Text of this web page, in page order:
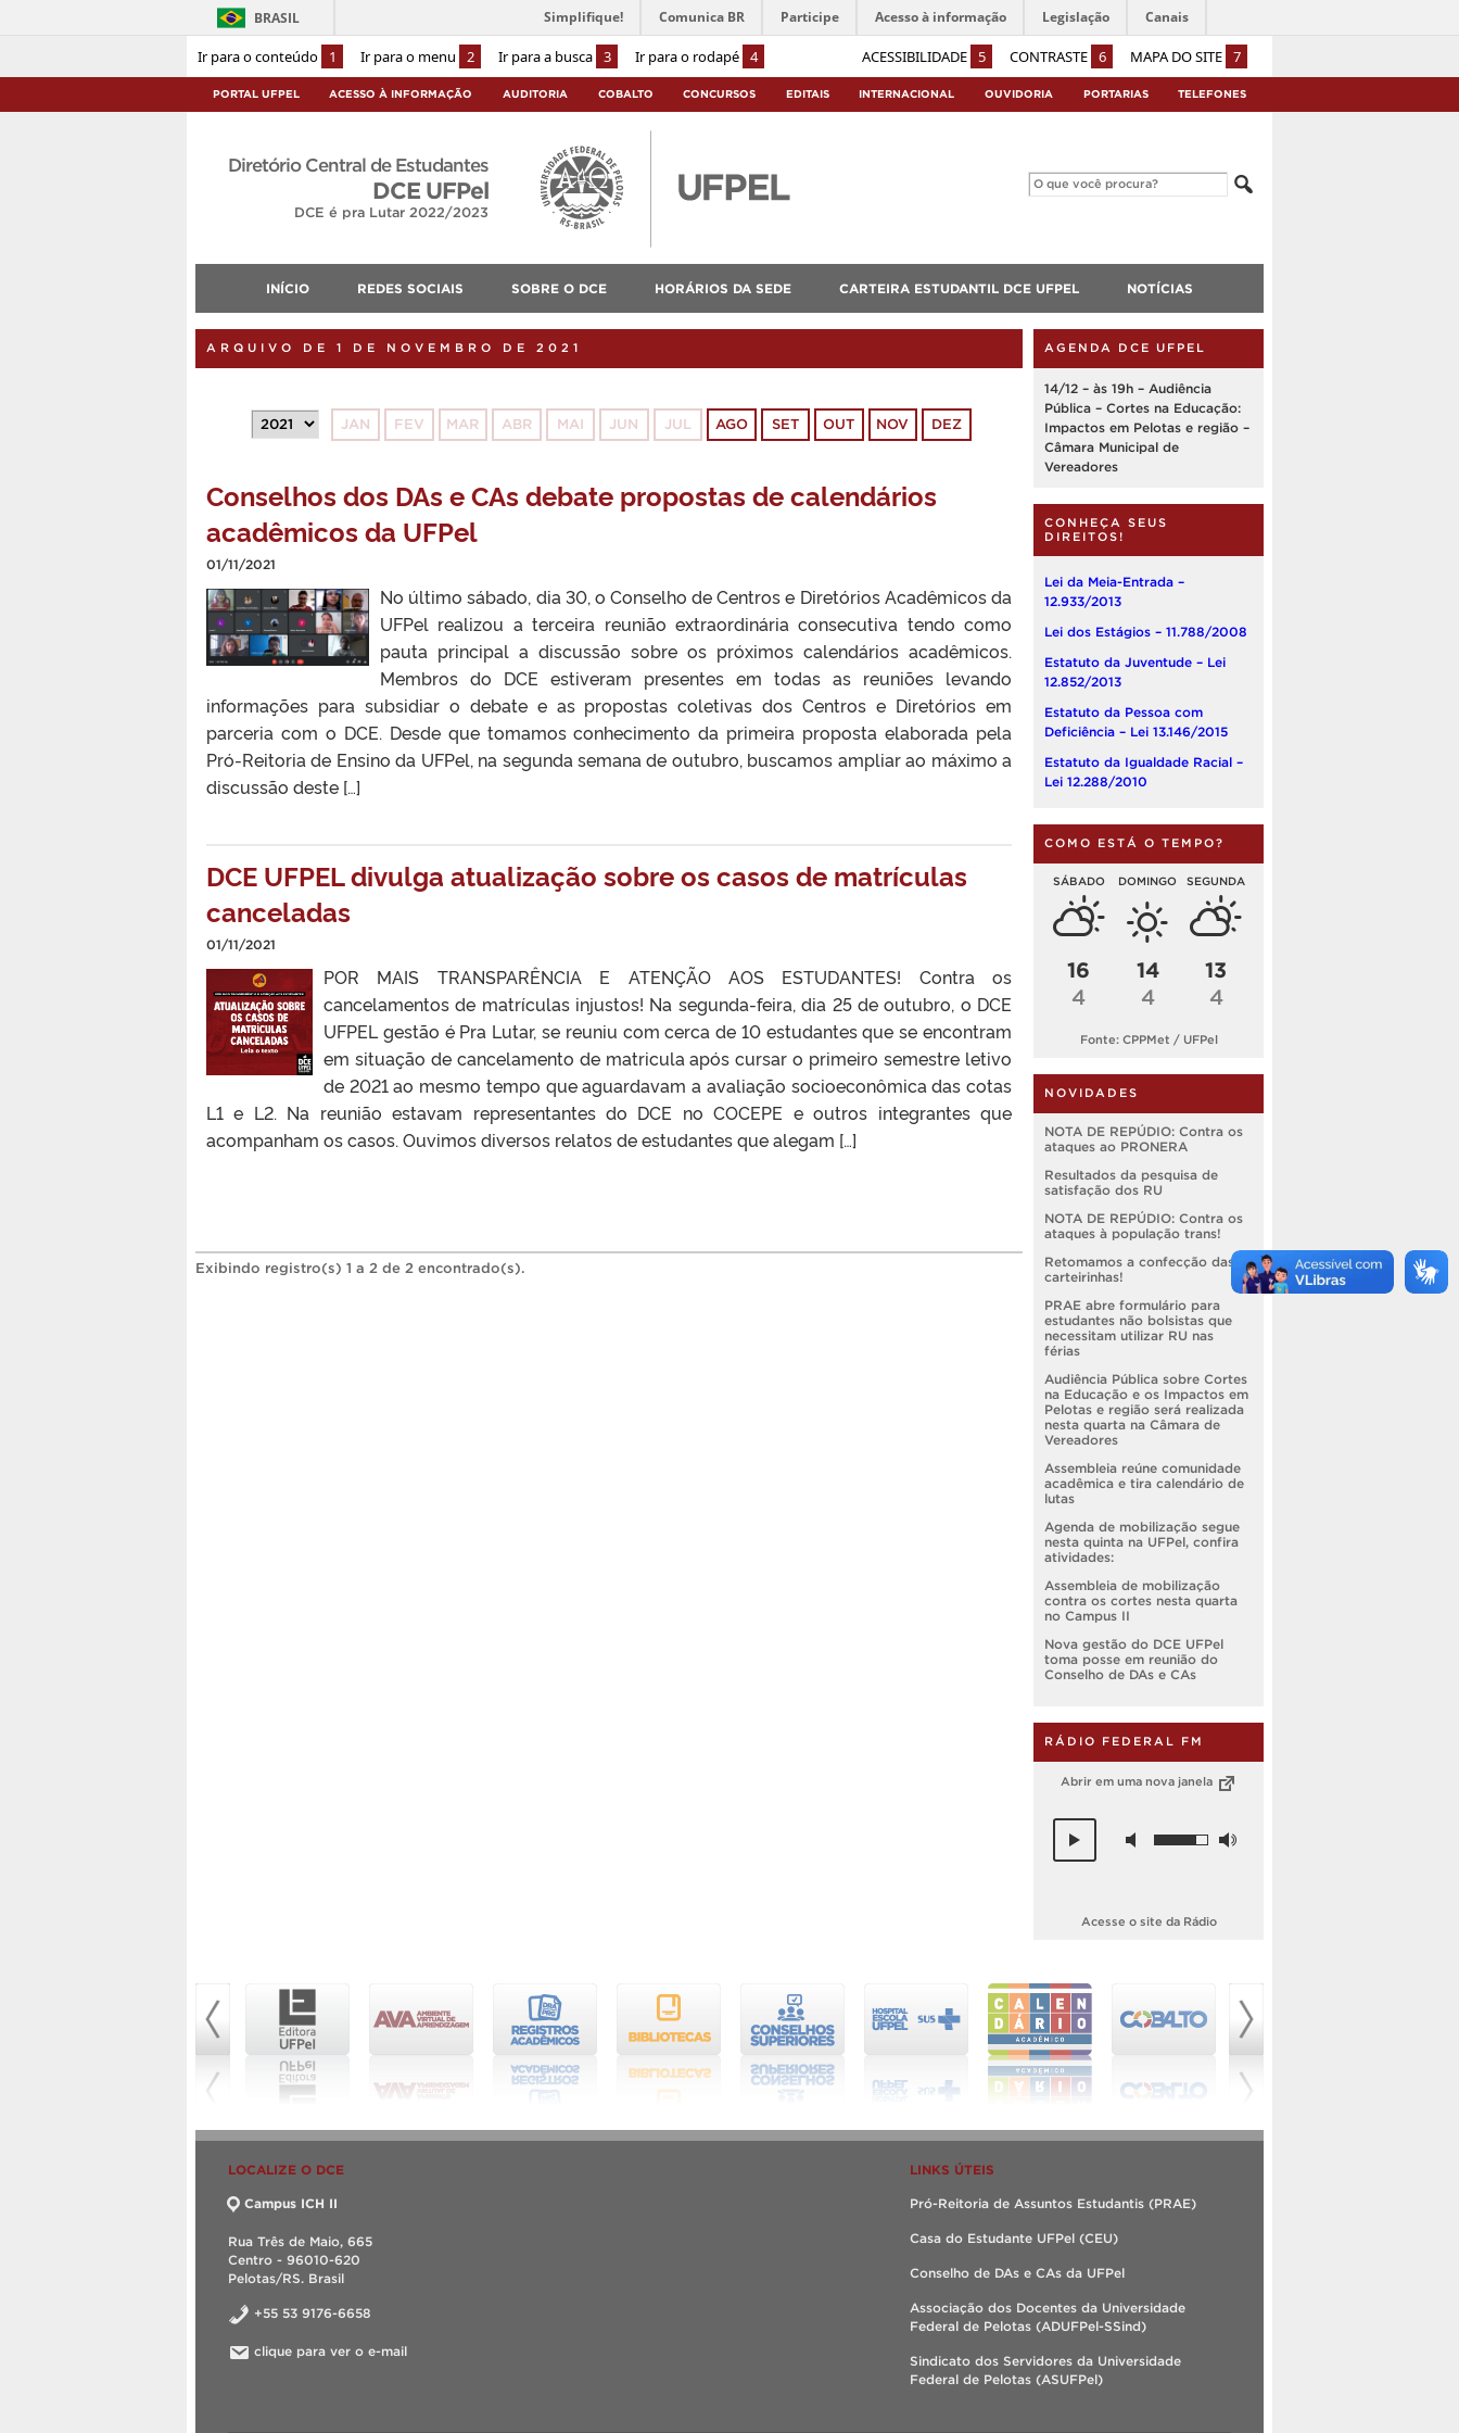
Ir para o conteúdo 1 Ir para o menu 2 Ir para a busca 3 Ir para o rodapé 4 ACESSIBILIDADE 5 CONTRASTE 6 MAPA DO SITE 7
BRASIL Simplifique! Comunica BR Participe Acesso à informação Legislação Canais
PORTAL UFPEL ACESSO À INFORMAÇÃO AUDITORIA COBALTO CONCURSOS EDITAIS INTERNACIONAL OUVIDORIA PORTARIAS TELEFONES
Diretório Central de Estudantes
DCE UFPel
DCE é pra Lutar 2022/2023
INÍCIO REDES SOCIAIS SOBRE O DCE HORÁRIOS DA SEDE CARTEIRA ESTUDANTIL DCE UFPEL NOTÍCIAS
ARQUIVO DE 1 DE NOVEMBRO DE 2021
JAN FEV MAR ABR MAI JUN JUL AGO SET OUT NOV DEZ
Conselhos dos DAs e CAs debate propostas de calendários
acadêmicos da UFPel
01/11/2021
No último sábado, dia 30, o Conselho de Centros e Diretórios Acadêmicos da
UFPel realizou a terceira reunião extraordinária consecutiva tendo como
pauta principal a discussão sobre os próximos calendários acadêmicos.
Membros do DCE estiveram presentes em todas as reuniões levando
informações para subsidiar o debate e as propostas coletivas dos Centros e Diretórios em
parceria com o DCE. Desde que tomamos conhecimento da primeira proposta elaborada pela
Pró-Reitoria de Ensino da UFPel, na segunda semana de outubro, buscamos ampliar ao máximo a
discussão deste […]
DCE UFPEL divulga atualização sobre os casos de matrículas
canceladas
01/11/2021
POR MAIS TRANSPARÊNCIA E ATENÇÃO AOS ESTUDANTES! Contra os
cancelamentos de matrículas injustos! Na segunda-feira, dia 25 de outubro, o DCE
UFPEL gestão é Pra Lutar, se reuniu com cerca de 10 estudantes que se encontram
em situação de cancelamento de matricula após cursar o primeiro semestre letivo
de 2021 ao mesmo tempo que aguardavam a avaliação socioeconômica das cotas
L1 e L2. Na reunião estavam representantes do DCE no COCEPE e outros integrantes que
acompanham os casos. Ouvimos diversos relatos de estudantes que alegam […]
Exibindo registro(s) 1 a 2 de 2 encontrado(s).
AGENDA DCE UFPEL
14/12 – às 19h – Audiência
Pública – Cortes na Educação:
Impactos em Pelotas e região –
Câmara Municipal de
Vereadores
CONHEÇA SEUS
DIREITOS!
Lei da Meia-Entrada –
12.933/2013
Lei dos Estágios – 11.788/2008
Estatuto da Juventude – Lei
12.852/2013
Estatuto da Pessoa com
Deficiência – Lei 13.146/2015
Estatuto da Igualdade Racial –
Lei 12.288/2010
COMO ESTÁ O TEMPO?
SÁBADO
16
4
DOMINGO
14
4
SEGUNDA
13
4
Fonte: CPPMet / UFPel
NOVIDADES
NOTA DE REPÚDIO: Contra os
ataques ao PRONERA
Resultados da pesquisa de
satisfação dos RU
NOTA DE REPÚDIO: Contra os
ataques à população trans!
Retomamos a confecção das
carteirinhas!
PRAE abre formulário para
estudantes não bolsistas que
necessitam utilizar RU nas
férias
Audiência Pública sobre Cortes
na Educação e os Impactos em
Pelotas e região será realizada
nesta quarta na Câmara de
Vereadores
Assembleia reúne comunidade
acadêmica e tira calendário de
lutas
Agenda de mobilização segue
nesta quinta na UFPel, confira
atividades:
Assembleia de mobilização
contra os cortes nesta quarta
no Campus II
Nova gestão do DCE UFPel
toma posse em reunião do
Conselho de DAs e CAs
RÁDIO FEDERAL FM
Abrir em uma nova janela
Acesse o site da Rádio
LOCALIZE O DCE
Campus ICH II
Rua Três de Maio, 665
Centro - 96010-620
Pelotas/RS. Brasil
+55 53 9176-6658
clique para ver o e-mail
LINKS ÚTEIS
Pró-Reitoria de Assuntos Estudantis (PRAE)
Casa do Estudante UFPel (CEU)
Conselho de DAs e CAs da UFPel
Associação dos Docentes da Universidade
Federal de Pelotas (ADUFPel-SSind)
Sindicato dos Servidores da Universidade
Federal de Pelotas (ASUFPel)